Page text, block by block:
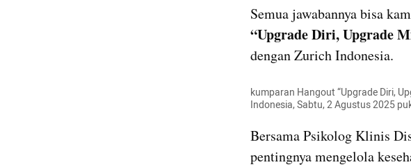
“Upgrade Diri, Upgrade
dengan Zurich Indonesia.
kumparan Hangout “Upgrade Diri,
Indonesia, Sabtu, 2 Agustus 2025
Bersama Psikolog Klinis
pentingnya mengelola